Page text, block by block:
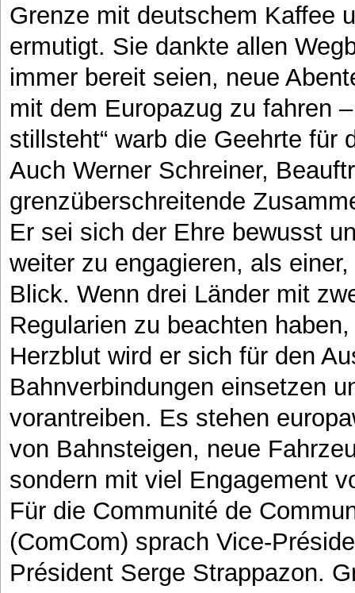
Grenze mit deutschem Kaffee
ermutigt. Sie dankte allen
immer bereit seien, neue
mit dem Europazug zu fahren
stillsteht“ warb die Geehrte für
Auch Werner Schreiner,
grenzüberschreitende
Er sei sich der Ehre bewusst
weiter zu engagieren, als
Blick. Wenn drei Länder mit
Regularien zu beachten
Herzblut wird er sich für den
Bahnverbindungen einsetzen
vorantreiben. Es stehen
von Bahnsteigen, neue
sondern mit viel Engagement
Für die Communité de
(ComCom) sprach Vice-
Président Serge Strappazon.